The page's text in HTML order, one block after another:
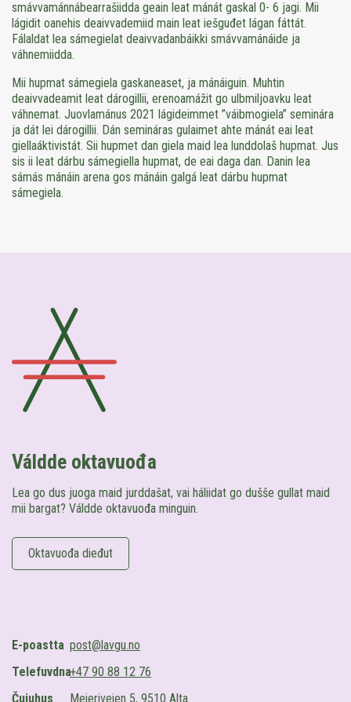
smávvamánnábearrašiidda geain leat mánát gaskal 0- 6 jagi. Mii
lágidit oanehis deaivvademiid main leat iešguđet lágan fáttát.
Fálaldat lea sámegielat deaivvadanbáikki smávvamánáide ja
váhnemiidda.
Mii hupmat sámegiela gaskaneaset, ja mánáiguin. Muhtin
deaivvadeamit leat dárogillii, erenoamážit go ulbmiljoavku leat
váhnemat. Juovlamánus 2021 lágideimmet ”váibmogiela” seminára
ja dát lei dárogillii. Dán semináras gulaimet ahte mánát eai leat
giellaáktivistát. Sii hupmet dan giela maid lea lunddolaš hupmat. Jus
sis ii leat dárbu sámegiella hupmat, de eai daga dan. Danin lea
sámás mánáin arena gos mánáin galgá leat dárbu hupmat
sámegiela.
Váldde oktavuođa
Lea go dus juoga maid jurddašat, vai háliidat go dušše gullat maid
mii bargat? Váldde oktavuođa minguin.
Oktavuođa dieđut
E-poastta post@lavgu.no
Telefuvdna+47 90 88 12 76
Čujuhus
Meieriveien 5, 9510 Alta